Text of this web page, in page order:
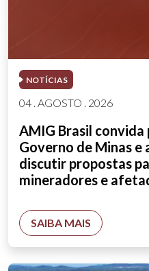
NOTÍCIAS
04 . AGOSTO . 2026
AMIG Brasil
Governo de Minas e
discutir propostas
mineradores e
SAIBA MAIS